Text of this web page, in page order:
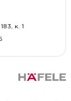
к. 1